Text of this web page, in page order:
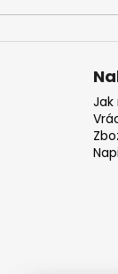
Jak